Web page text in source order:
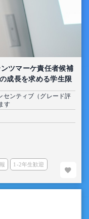
ツマーケ責任者候補
成長を求める学生限
ンティブ（グレード評
す
1-2年生歓迎